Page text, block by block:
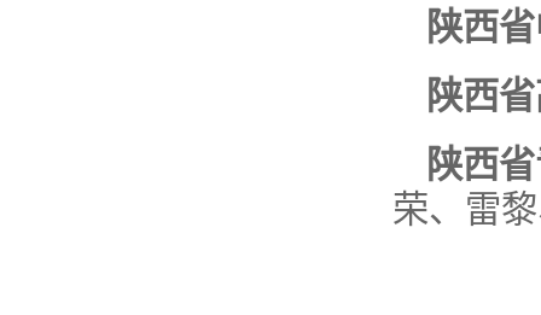
陕西省
陕西
陕西
荣、雷